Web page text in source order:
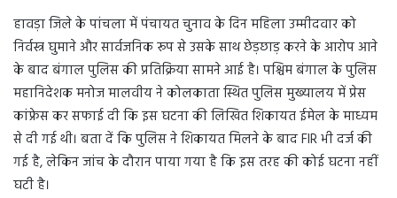
हावड़ा जिले के पांचला में पंचायत चुनाव के दिन महिला उम्मीदवार को
निर्वस्त्र घुमाने और सार्वजनिक रूप से उसके साथ छेड़छाड़ करने के आरोप आने
के बाद बंगाल पुलिस की प्रतिक्रिया सामने आई है। पश्चिम बंगाल के पुलिस
महानिदेशक मनोज मालवीय ने कोलकाता स्थित पुलिस मुख्यालय में प्रेस
कांफ्रेस कर सफाई दी कि इस घटना की लिखित शिकायत ईमेल के माध्यम
से दी गई थी। बता दें कि पुलिस ने शिकायत मिलने के बाद FIR भी दर्ज की
गई है, लेकिन जांच के दौरान पाया गया है कि इस तरह की कोई घटना नहीं
घटी है।